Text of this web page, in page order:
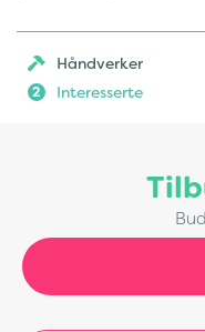
Håndverker
2 Interesserte